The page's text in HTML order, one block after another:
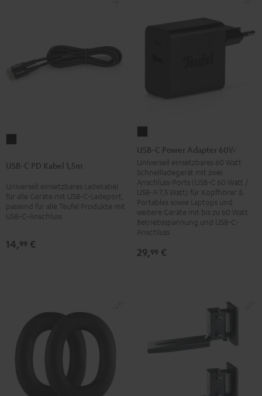
PD
Kabel
1,5m
Schwarz
USB-C PD Kabel 1,5m
Universell einsetzbares Ladekabel
für alle Geräte mit USB-C-Ladeport,
passend für alle Teufel Produkte mit
USB-C-Anschluss
14,99 €
C
Power
Adapter
60W
Schwarz
USB-C Power Adapter 60W
Universell einsetzbares 60 Watt
Schnellladegerät mit zwei
Anschluss-Ports (USB-C 60 Watt /
USB-A 7,5 Watt) für Kopfhörer &
Portables sowie Laptops und
weitere Geräte mit bis zu 60 Watt
Betriebsspannung und USB-C-
Anschluss
29,99 €